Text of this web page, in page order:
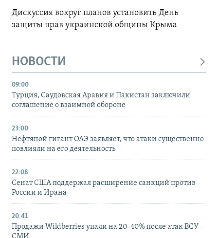
Дискуссия вокруг планов установить День
защиты прав украинской общины Крыма
НОВОСТИ
09:00
Турция, Саудовская Аравия и Пакистан заключили
соглашение о взаимной обороне
23:00
Нефтяной гигант ОАЭ заявляет, что атаки существенно
повлияли на его деятельность
22:08
Сенат США поддержал расширение санкций против
России и Ирана
20:41
Продажи Wildberries упали на 20-40% после атак ВСУ –